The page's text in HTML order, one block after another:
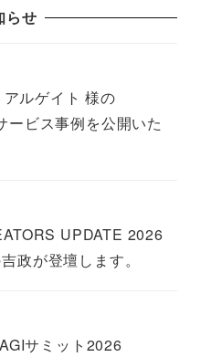
らせ
アルゲイト 様の
ビス事例を公開いた
UPDATE 2026
政が登壇します。
サミット2026